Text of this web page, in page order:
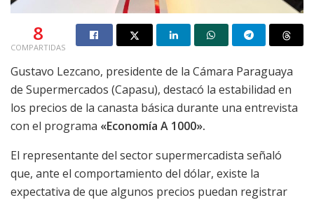
8
COMPARTIDAS
Gustavo Lezcano, presidente de la Cámara Paraguaya
de Supermercados (Capasu), destacó la estabilidad en
los precios de la canasta básica durante una entrevista
con el programa «Economía A 1000».
El representante del sector supermercadista señaló
que, ante el comportamiento del dólar, existe la
expectativa de que algunos precios puedan registrar